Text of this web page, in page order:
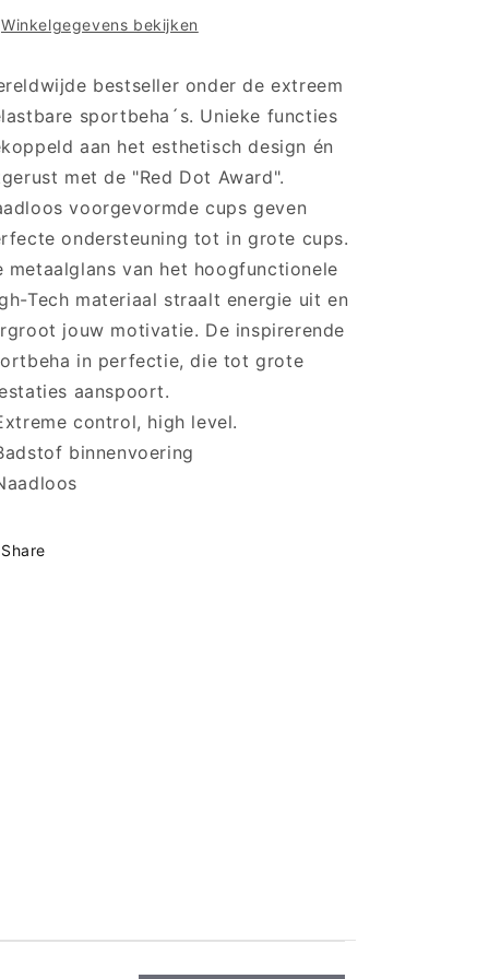
-
light
-
light
Winkelgegevens bekijken
bestseller onder de extreem
sportbeha´s. Unieke functies
aan het esthetisch design én
met de "Red Dot Award".
voorgevormde cups geven
ondersteuning tot in grote cups.
metaalglans van het hoogfunctionele
Tech materiaal straalt energie uit en
jouw motivatie. De inspirerende
in perfectie, die tot grote
aanspoort.
control, high level.
binnenvoering
Share